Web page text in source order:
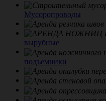
Мусоропроводы
вырубные
подъемники